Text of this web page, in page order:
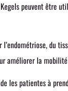
peuvent être
l’endométriose, du
améliorer la
les patientes à